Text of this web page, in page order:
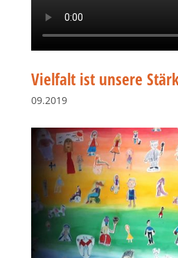
Vielfalt ist unsere
09.2019